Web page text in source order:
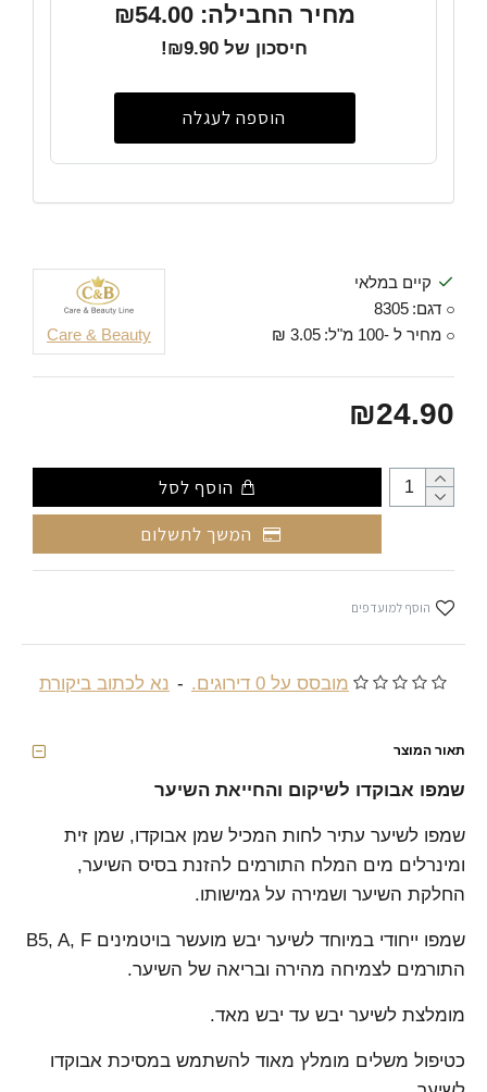
מובסס על 0 דירוגים. - נא לכתוב ביקורת
₪24.90
קיים במלאי
דגם: 8305
מחיר ל -100 מ"ל:
3.05 ₪
Care & Beauty
הוסף לסל
המשך לתשלום
הוסף למועדפים
מחיר החבילה: ₪54.00
חיסכון של ₪9.90!
הוספה לעגלה
תאור המוצר
שמפו אבוקדו לשיקום והחייאת השיער
שמפו לשיער עתיר לחות המכיל שמן אבוקדו, שמן זית
ומינרלים מים המלח התורמים להזנת בסיס השיער,
החלקת השיער ושמירה על גמישותו.
שמפו ייחודי במיוחד לשיער יבש מועשר בויטמינים B5, A, F
התורמים לצמיחה מהירה ובריאה של השיער.
מומלצת לשיער יבש עד יבש מאד.
כטיפול משלים מומלץ מאוד להשתמש במסיכת אבוקדו